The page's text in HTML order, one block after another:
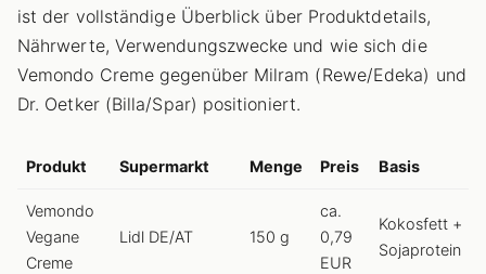
ist der vollständige Überblick über Produktdetails,
Nährwerte, Verwendungszwecke und wie sich die
Vemondo Creme gegenüber Milram (Rewe/Edeka) und
Dr. Oetker (Billa/Spar) positioniert.
Produkt Supermarkt Menge Preis Basis
Vemondo
Vegane
Creme
Lidl DE/AT 150 g
ca.
0,79
EUR
Kokosfett +
Sojaprotein